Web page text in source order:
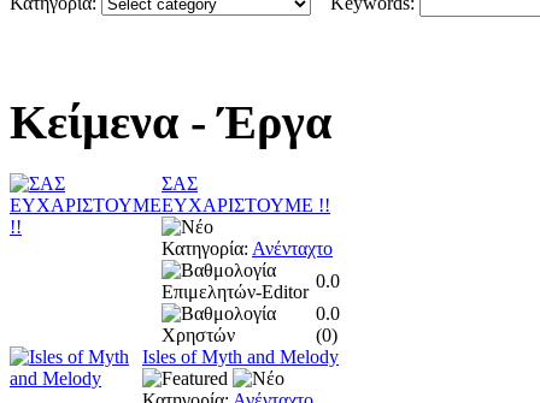
Κείμενα - Έργα
ΣΑΣ
ΕΥΧΑΡΙΣΤΟΥΜΕ !!
Κατηγορία: Ανένταχτο
0.0
0.0
(0)
Isles of Myth and Melody